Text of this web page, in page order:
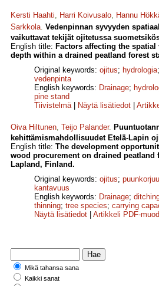
Kersti Haahti, Harri Koivusalo, Hannu
Sarkkola. Vedenpinnan syvyyden
vaikuttavat tekijät ojitetussa
English title: Factors affecting the
depth within a drained peatland forest
Original keywords: ojitus; hydrologia;
vedenpinta
English keywords: Drainage;
pine stand
Tiivistelmä| Näytä lisätiedot
Oiva Hiltunen, Teijo Palander.
kehittämismahdollisuudet Etelä-Lapin
English title: The development
wood procurement on drained peatland
Lapland, Finland.
Original keywords: ojitus; puunkorjuu
kantavuus
English keywords: Drainage;
thinning; tree species; carrying
Näytä lisätiedot
Artikkeli PDF-
Mikä tahansa sana
Kaikki sanat